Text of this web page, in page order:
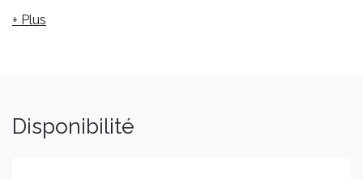
+ Plus
Disponibilité